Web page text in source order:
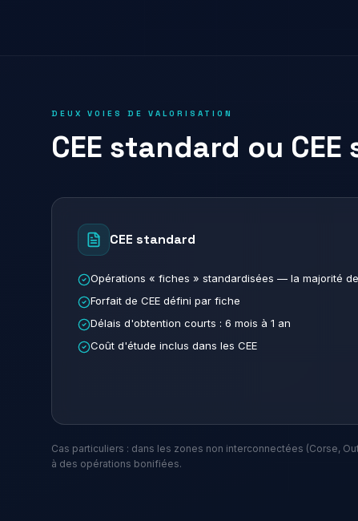
DEUX VOIES DE VALORISATION
CEE standard ou
CEE standard
Opérations « fiches » standardisées — la majorité
Forfait de CEE défini par fiche
Délais d'obtention courts : 6 mois à 1 an
Coût d'étude inclus dans les CEE
Cas particuliers : dans les zones non interconnectées (Corse,
à des opérations bonifiées.